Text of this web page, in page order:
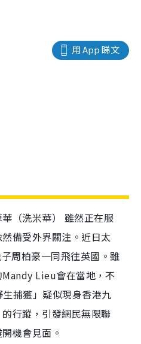
用 App 睇文
（洗米華） 雖然正在服
備受外界關注。近日太
周柏豪一同飛往英國。雖
Lieu會在當地，不
捕獲」疑似現身香港九
行蹤，引發網民無限聯
機會見面。